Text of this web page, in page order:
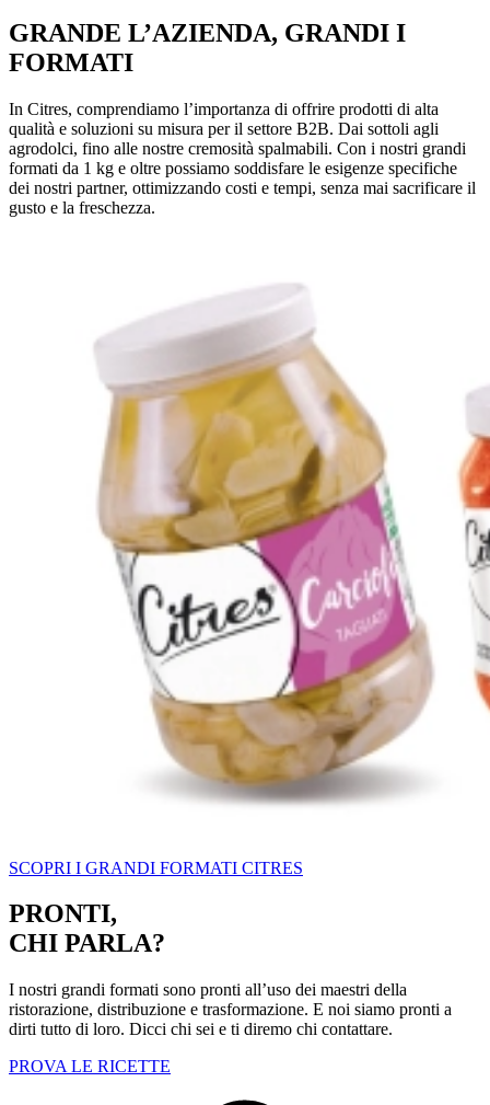
GRANDE L’AZIENDA, GRANDI I
FORMATI
In Citres, comprendiamo l’importanza di offrire prodotti di alta
qualità e soluzioni su misura per il settore B2B. Dai sottoli agli
agrodolci, fino alle nostre cremosità spalmabili. Con i nostri grandi
formati da 1 kg e oltre possiamo soddisfare le esigenze specifiche
dei nostri partner, ottimizzando costi e tempi, senza mai sacrificare il
gusto e la freschezza.
SCOPRI I GRANDI FORMATI CITRES
PRONTI,
CHI PARLA?
I nostri grandi formati sono pronti all’uso dei maestri della
ristorazione, distribuzione e trasformazione. E noi siamo pronti a
dirti tutto di loro. Dicci chi sei e ti diremo chi contattare.
PROVA LE RICETTE